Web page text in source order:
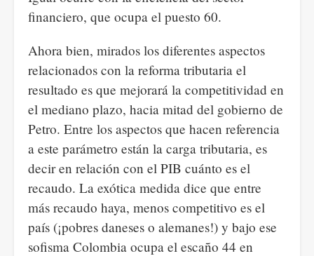
financiero, que ocupa el puesto 60.
Ahora bien, mirados los diferentes aspectos
relacionados con la reforma tributaria el
resultado es que mejorará la competitividad en
el mediano plazo, hacia mitad del gobierno de
Petro. Entre los aspectos que hacen referencia
a este parámetro están la carga tributaria, es
decir en relación con el PIB cuánto es el
recaudo. La exótica medida dice que entre
más recaudo haya, menos competitivo es el
país (¡pobres daneses o alemanes!) y bajo ese
sofisma Colombia ocupa el escaño 44 en